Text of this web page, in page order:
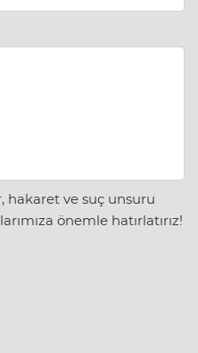
hakaret ve suç unsuru
önemle hatırlatırız!